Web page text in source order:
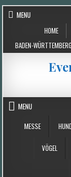
Skip
MENU
HOME
BADEN-WÜRTTEMBERG
MENU
MESSE
VÖGEL